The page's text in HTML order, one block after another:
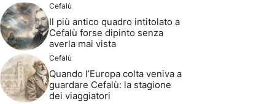
Cefalù
Il più antico quadro intitolato a
Cefalù forse dipinto senza
averla mai vista
Cefalù
Quando l’Europa colta veniva a
guardare Cefalù: la stagione
dei viaggiatori